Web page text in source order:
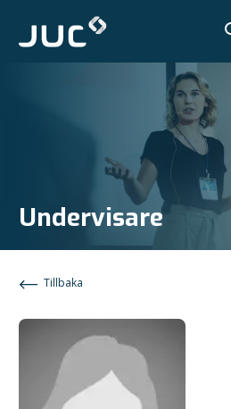
Undervisare
Tillbaka